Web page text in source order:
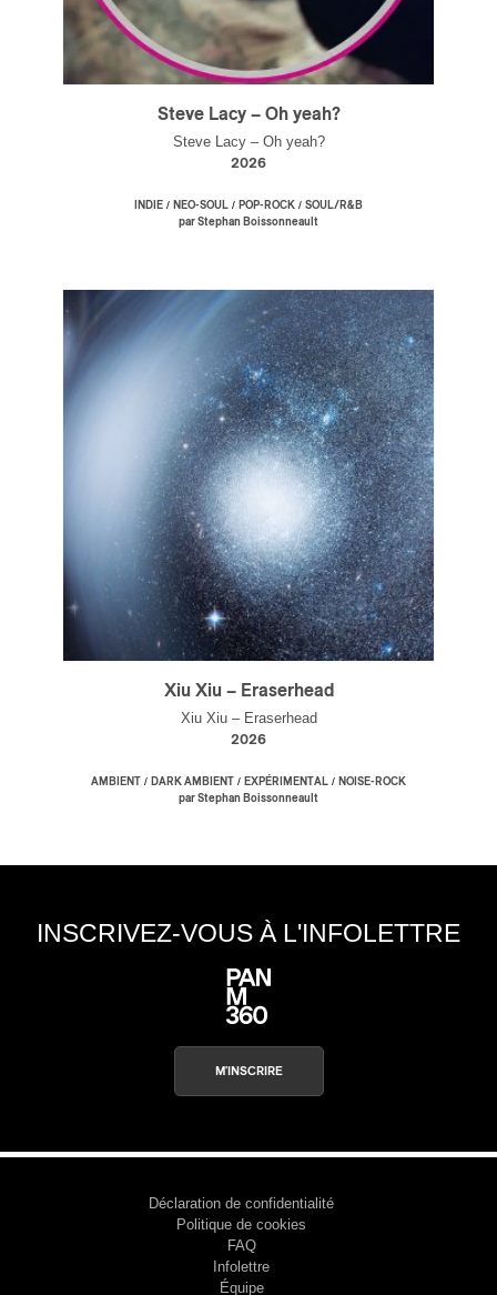
Steve Lacy – Oh yeah?
Steve Lacy – Oh yeah?
2026
INDIE / NEO-SOUL / POP-ROCK / SOUL/R&B
par Stephan Boissonneault
Xiu Xiu – Eraserhead
Xiu Xiu – Eraserhead
2026
AMBIENT / DARK AMBIENT / EXPÉRIMENTAL / NOISE-ROCK
par Stephan Boissonneault
INSCRIVEZ-VOUS À L'INFOLETTRE
M'INSCRIRE
Déclaration de confidentialité
Politique de cookies
FAQ
Infolettre
Équipe